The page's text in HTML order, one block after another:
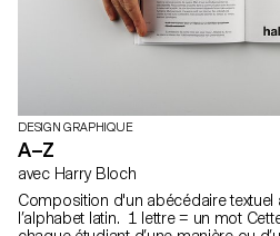
DESIGN GRAPHIQUE
A–Z
avec Harry Bloch
Composition d'un abécédaire textuel
l’alphabet latin. 1 lettre = un mot